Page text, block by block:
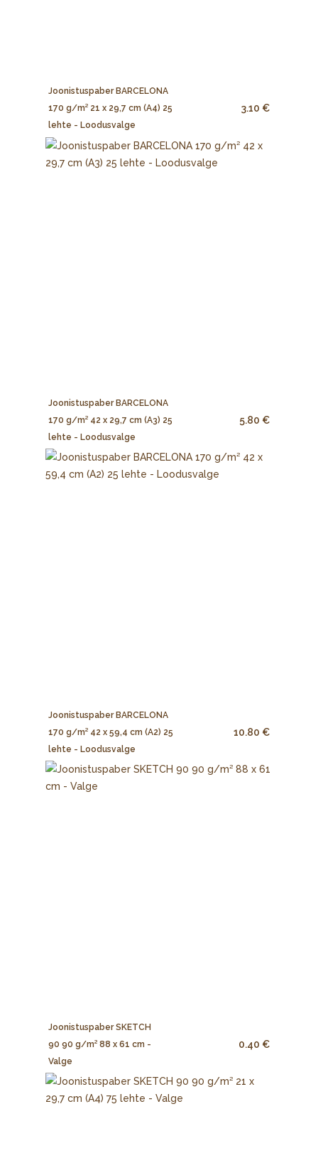
Joonistuspaber BARCELONA
170 g/m² 21 x 29,7 cm (A4) 25
lehte - Loodusvalge
3.10 €
Joonistuspaber BARCELONA
170 g/m² 42 x 29,7 cm (A3) 25
lehte - Loodusvalge
5.80 €
Joonistuspaber BARCELONA
170 g/m² 42 x 59,4 cm (A2) 25
lehte - Loodusvalge
10.80 €
Joonistuspaber SKETCH
90 90 g/m² 88 x 61 cm -
Valge
0.40 €